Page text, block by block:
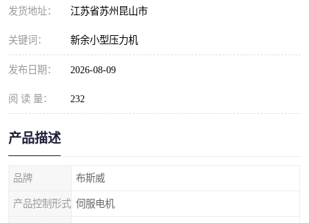
发货地址： 江苏省苏州昆山市
关键词： 新余小型压力机
发布日期： 2026-08-09
阅 读 量： 232
产品描述
品牌 布斯威
产品控制形式 伺服电机